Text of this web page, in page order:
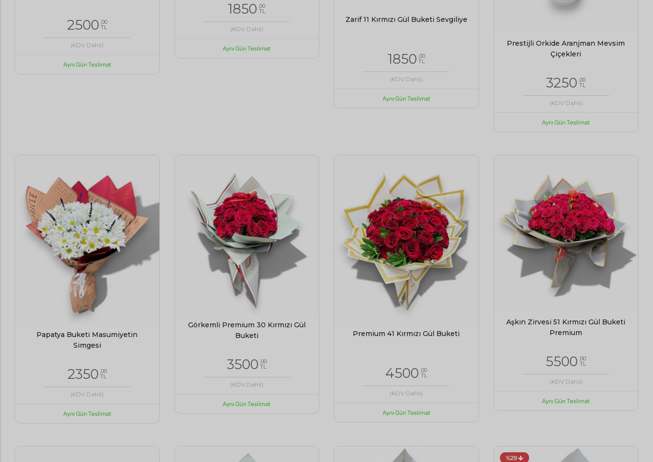
2500 ,00
TL
(KDV Dahil)
Aynı Gün Teslimat
1850 ,00
TL
(KDV Dahil)
Aynı Gün Teslimat
Zarif 11 Kırmızı Gül Buketi Sevgiliye
1850 ,00
TL
(KDV Dahil)
Aynı Gün Teslimat
Prestijli Orkide Aranjman Mevsim
Çiçekleri
3250 ,00
TL
(KDV Dahil)
Aynı Gün Teslimat
Papatya Buketi Masumiyetin
Simgesi
2350 ,00
TL
(KDV Dahil)
Aynı Gün Teslimat
Görkemli Premium 30 Kırmızı Gül
Buketi
3500 ,00
TL
(KDV Dahil)
Aynı Gün Teslimat
Premium 41 Kırmızı Gül Buketi
4500 ,00
TL
(KDV Dahil)
Aynı Gün Teslimat
Aşkın Zirvesi 51 Kırmızı Gül Buketi
Premium
5500 ,00
TL
(KDV Dahil)
Aynı Gün Teslimat
%29